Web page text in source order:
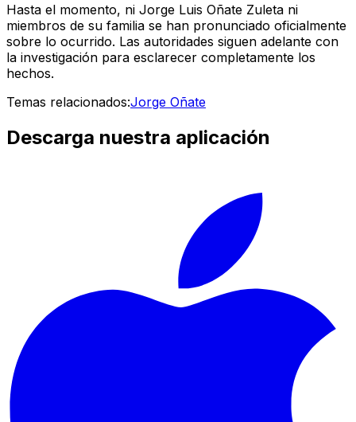
Hasta el momento, ni Jorge Luis Oñate Zuleta ni
miembros de su familia se han pronunciado oficialmente
sobre lo ocurrido. Las autoridades siguen adelante con
la investigación para esclarecer completamente los
hechos.
Temas relacionados:Jorge Oñate
Descarga nuestra aplicación